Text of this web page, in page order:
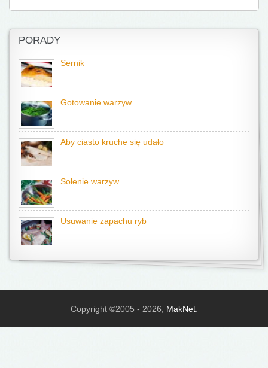
PORADY
Sernik
Gotowanie warzyw
Aby ciasto kruche się udało
Solenie warzyw
Usuwanie zapachu ryb
Copyright ©2005 - 2026, MakNet.